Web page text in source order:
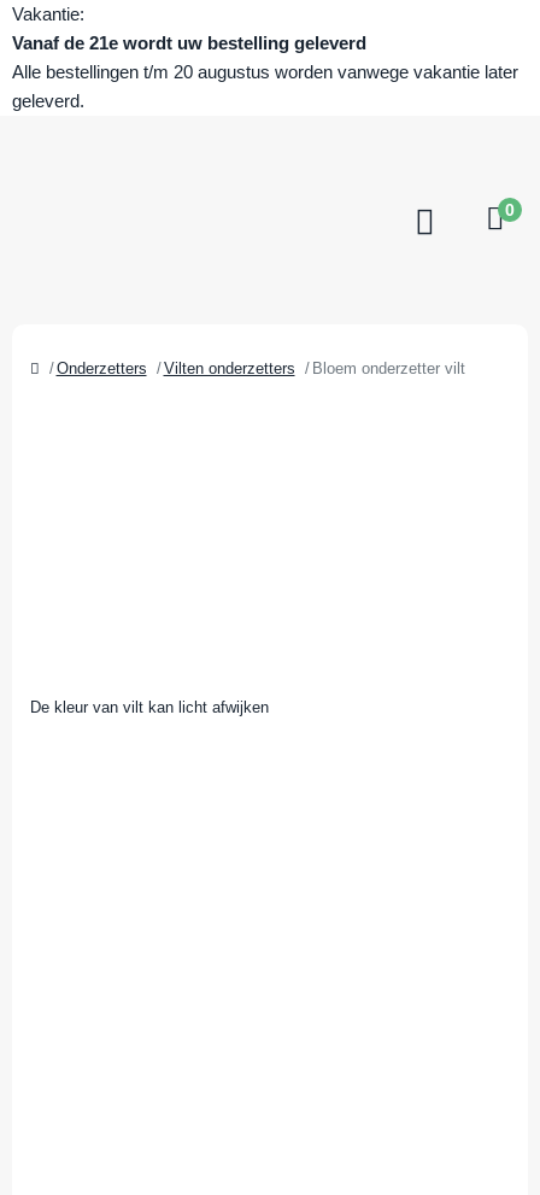
Vakantie:
Vanaf de 21e wordt uw bestelling geleverd
Alle bestellingen t/m 20 augustus worden vanwege vakantie later
geleverd.
0
Onderzetters Vilten onderzetters Bloem onderzetter vilt
De kleur van vilt kan licht afwijken